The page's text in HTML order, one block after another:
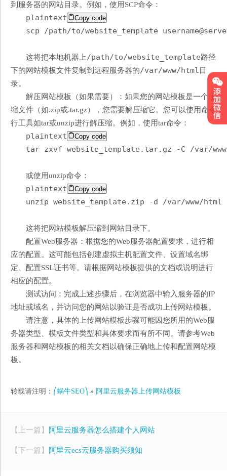
到服务器的网站目录。例如，使用SCP命令：
plaintext Copy code
scp /path/to/website_template
这将把本地机器上/path/to/website_template路径
下的网站模板文件复制到远程服务器的/var/www/html 目
录。
解压网站模板（如果需要）：如果您的网站模板是一个压
缩文件（如.zip或.tar.gz），您需要解压缩它。您可以使用命令
行工具如tar或unzip进行解压缩。例如，使用tar命令：
plaintext Copy code
tar zxvf website_template.tar.gz -C /var/
或使用unzip命令：
plaintext Copy code
unzip website_template.zip -d /var/www/html
这将把网站模板解压缩到网站目录下。
配置Web服务器：根据您的Web服务器配置要求，进行相
应的配置。这可能包括创建虚拟主机配置文件、设置域名绑
定、配置SSL证书等。请根据网站模板提供的文档或说明进行
相应的配置。
测试访问：完成上述步骤后，在浏览器中输入服务器的IP
地址或域名，并访问您的网站以验证是否成功上传网站模板。
请注意，具体的上传网站模板步骤可能因您所用的Web服
务器类型、模板文件类型和具体要求而有所不同。请参考Web
服务器和网站模板的相关文档以确保正确地上传和配置网站模
板。
转载请注明： ⎛蜗牛SEO⎞ » 阿里云服务器上传网站模板
【上一篇】 阿里云服务器怎么搭建个人网站
【下一篇】 阿里云ecs云服务器购买须知